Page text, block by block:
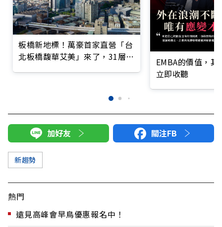
板橋新地標！萬豪首家直營「台
北板橋馥華艾美」來了，31層高
EMBA的價值，
立即收聽
加好友 關注FB
新趨勢
熱門
遠見高峰會早鳥優惠報名中！